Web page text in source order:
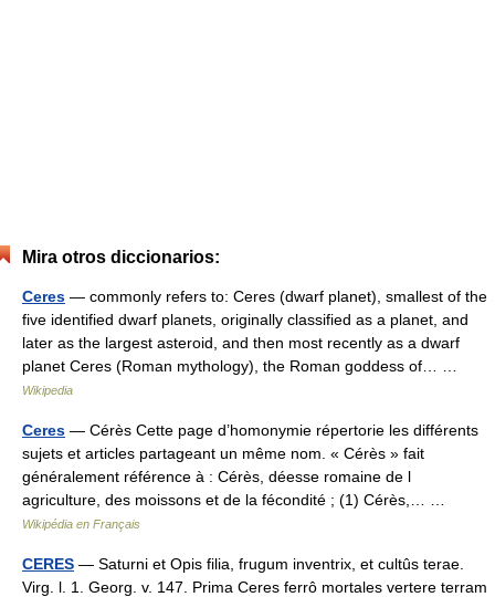
Mira otros diccionarios:
Ceres — commonly refers to: Ceres (dwarf planet), smallest of the
five identified dwarf planets, originally classified as a planet, and
later as the largest asteroid, and then most recently as a dwarf
planet Ceres (Roman mythology), the Roman goddess of… …
Wikipedia
Ceres — Cérès Cette page d’homonymie répertorie les différents
sujets et articles partageant un même nom. « Cérès » fait
généralement référence à : Cérès, déesse romaine de l
agriculture, des moissons et de la fécondité ; (1) Cérès,… …
Wikipédia en Français
CERES — Saturni et Opis filia, frugum inventrix, et cultûs terae.
Virg. l. 1. Georg. v. 147. Prima Ceres ferrô mortales vertere terram